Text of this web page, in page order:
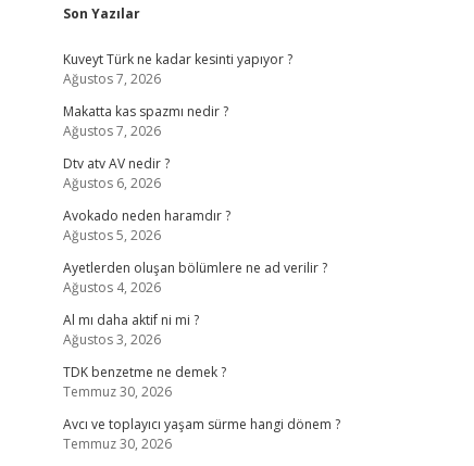
Sidebar
Son Yazılar
Kuveyt Türk ne kadar kesinti yapıyor ?
Ağustos 7, 2026
Makatta kas spazmı nedir ?
Ağustos 7, 2026
Dtv atv AV nedir ?
Ağustos 6, 2026
Avokado neden haramdır ?
Ağustos 5, 2026
Ayetlerden oluşan bölümlere ne ad verilir ?
Ağustos 4, 2026
Al mı daha aktif ni mi ?
Ağustos 3, 2026
TDK benzetme ne demek ?
Temmuz 30, 2026
Avcı ve toplayıcı yaşam sürme hangi dönem ?
Temmuz 30, 2026